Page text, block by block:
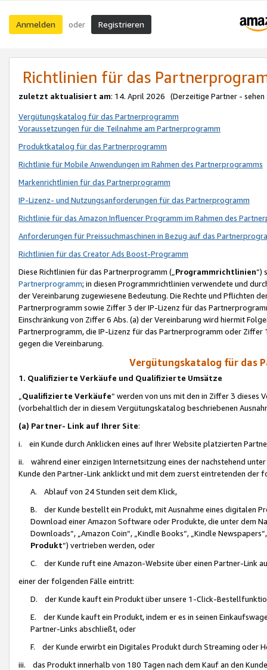
Anmelden oder Registrieren
Richtlinien für das
zuletzt aktualisiert am: 14. April 2026 (Derzeitige Partner - sehen
Vergütungskatalog für das Partnerprogramm
Voraussetzungen für die Teilnahme am Partnerprogramm
Produktkatalog für das Partnerprogramm
Richtlinie für Mobile Anwendungen im Rahmen des Partnerprogramms
Markenrichtlinien für das Partnerprogramm
IP-Lizenz- und Nutzungsanforderungen für das Partnerprogramm
Richtlinie für das Amazon Influencer Programm im Rahmen des
Anforderungen für Preissuchmaschinen in Bezug auf das
Richtlinien für das Creator Ads Boost-Programm
Diese Richtlinien für das Partnerprogramm („Programmrichtlinien“)
Partnerprogramm; in diesen Programmrichtlinien verwendete und
der Vereinbarung zugewiesene Bedeutung. Die Rechte und Pflichten
Partnerprogramm sowie Ziffer 3 der IP-Lizenz für das
Einschränkung von Ziffer 6 Abs. (a) der Vereinbarung wird hiermit
Partnerprogramm, die IP-Lizenz für das Partnerprogramm oder
gegen die Vereinbarung.
Vergütungskatalog für das
1. Qualifizierte Verkäufe und Qualifizierte Umsätze
Qualifizierte Verkäufe“ werden von uns mit den in Ziffer 3
(vorbehaltlich der in diesem Vergütungskatalog beschriebenen
(a) Partner- Link auf Ihrer Site:
i. ein Kunde durch Anklicken eines auf Ihrer Website platzierten
ii. während einer einzigen Internetsitzung eines der nachstehend
Kunde den Partner-Link anklickt und mit dem zuerst eintretenden der
A. Ablauf von 24 Stunden seit dem Klick,
B. der Kunde bestellt ein Produkt, mit Ausnahme eines digitalen
Download einer Amazon Software oder Produkte, die unter dem
Downloads“, „Amazon Coin“, „Kindle Books“, „Kindle
Produkt“) vertrieben werden, oder
C. der Kunde ruft eine Amazon-Website über einen Partner-Link
einer der folgenden Fälle eintritt:
D. der Kunde kauft ein Produkt über unsere 1-Click-
E. der Kunde kauft ein Produkt, indem er es in seinen
Partner-Links abschließt, oder
F. der Kunde erwirbt ein Digitales Produkt durch Streaming oder
iii. das Produkt innerhalb von 180 Tagen nach dem Kauf an den